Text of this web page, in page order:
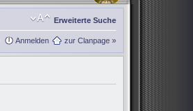
Erweiterte Suche
Anmelden zur Clanpage »